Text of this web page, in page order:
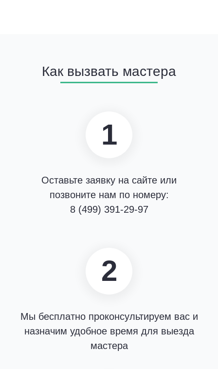
Как вызвать мастера
1
Оставьте заявку на сайте или
позвоните нам по номеру:
8 (499) 391-29-97
2
Мы бесплатно проконсультируем вас и
назначим удобное время для выезда
мастера